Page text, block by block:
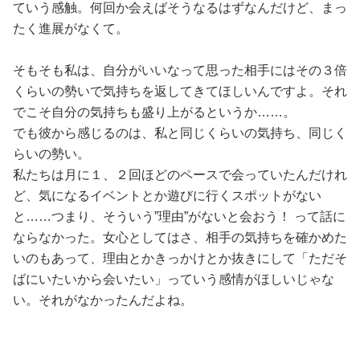
ていう感触。何回か会えばそうなるはずなんだけど、まっ
たく進展がなくて。
そもそも私は、自分がいいなって思った相手にはその３倍
くらいの勢いで気持ちを返してきてほしいんですよ。それ
でこそ自分の気持ちも盛り上がるというか……。
でも彼から感じるのは、私と同じくらいの気持ち、同じく
らいの勢い。
私たちは月に１、２回ほどのペースで会っていたんだけれ
ど、気になるイベントとか遊びに行くスポットがない
と……つまり、そういう”理由”がないと会おう！ って話に
ならなかった。女心としてはさ、相手の気持ちを確かめた
いのもあって、理由とかきっかけとか抜きにして「ただそ
ばにいたいから会いたい」っていう感情がほしいじゃな
い。それがなかったんだよね。